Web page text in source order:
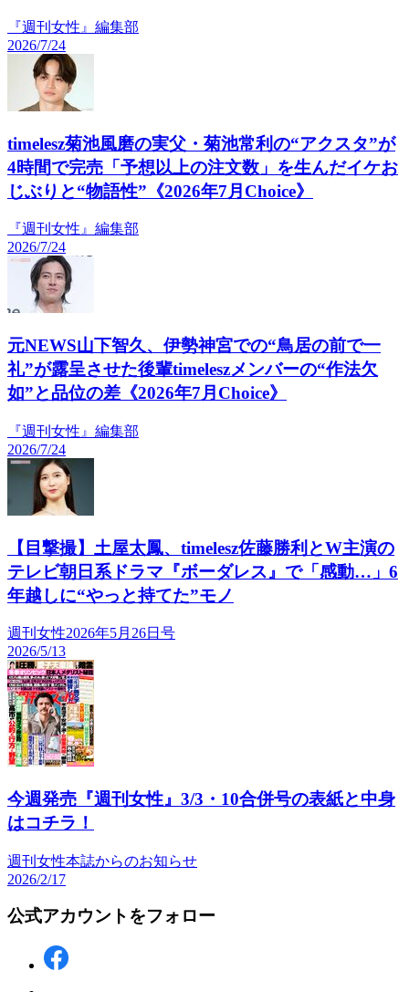
『週刊女性』編集部
2026/7/24
timelesz菊池風磨の実父・菊池常利の“アクスタ”が
4時間で完売「予想以上の注文数」を生んだイケお
じぶりと“物語性”《2026年7月Choice》
『週刊女性』編集部
2026/7/24
元NEWS山下智久、伊勢神宮での“鳥居の前で一
礼”が露呈させた後輩timeleszメンバーの“作法欠
如”と品位の差《2026年7月Choice》
『週刊女性』編集部
2026/7/24
【目撃撮】土屋太鳳、timelesz佐藤勝利とW主演の
テレビ朝日系ドラマ『ボーダレス』で「感動…」6
年越しに“やっと持てた”モノ
週刊女性2026年5月26日号
2026/5/13
今週発売『週刊女性』3/3・10合併号の表紙と中身
はコチラ！
週刊女性本誌からのお知らせ
2026/2/17
公式アカウントをフォロー